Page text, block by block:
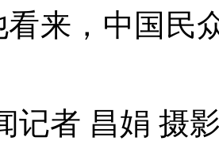
看来，中国民
记者 昌娟 摄